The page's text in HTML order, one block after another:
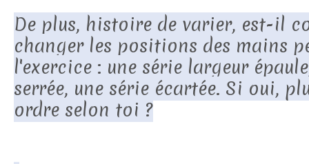
De plus, histoire de varier, est-il
changer les positions des mains
l'exercice : une série largeur
serrée, une série écartée. Si oui,
ordre selon toi ?